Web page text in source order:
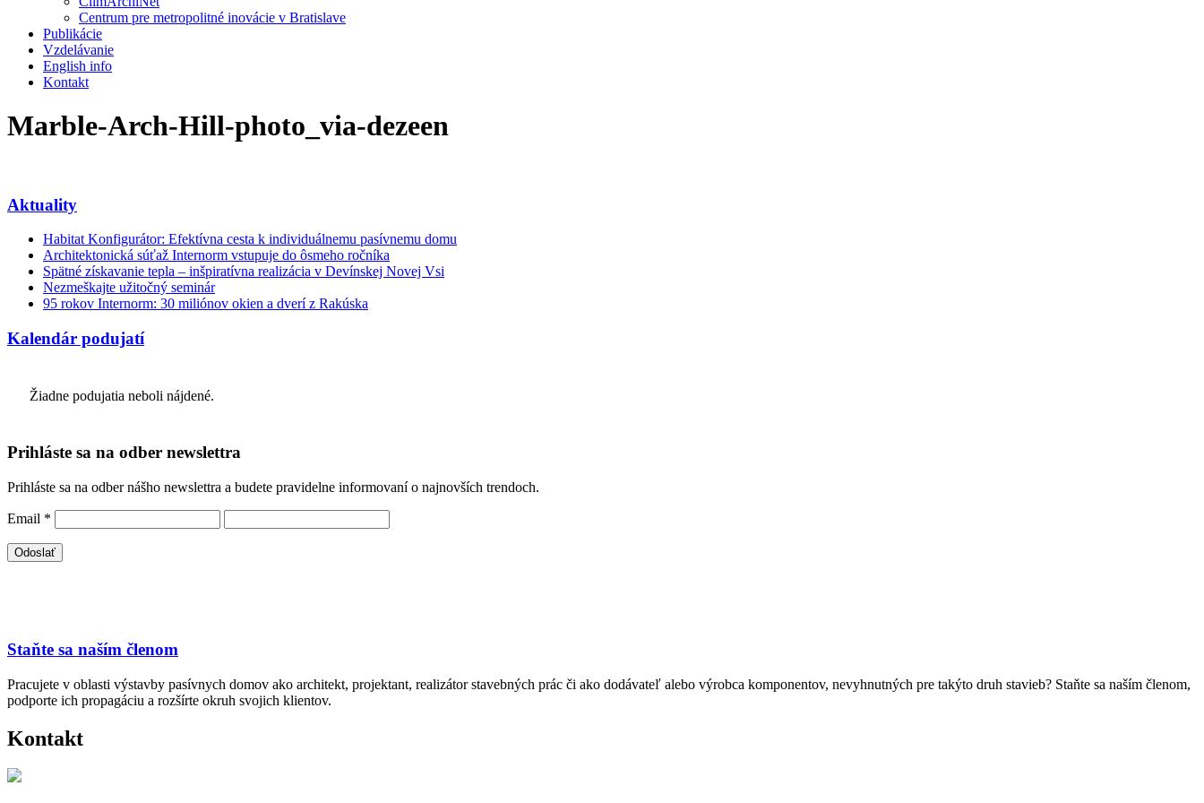
Centrum pre metropolitné inovácie v Bratislave
Publikácie
Vzdelávanie
English info
Kontakt
Marble-Arch-Hill-photo_via-dezeen
Aktuality
Habitat Konfigurátor: Efektívna cesta k individuálnemu pasívnemu domu
Architektonická súťaž Internorm vstupuje do ôsmeho ročníka
Spätné získavanie tepla – inšpiratívna realizácia v Devínskej Novej Vsi
Nezmeškajte užitočný seminár
95 rokov Internorm: 30 miliónov okien a dverí z Rakúska
Kalendár podujatí
Žiadne podujatia neboli nájdené.
Prihláste sa na odber newslettra
Prihláste sa na odber nášho newslettra a budete pravidelne informovaní o najnovších trendoch.
Email *
Staňte sa naším členom
Pracujete v oblasti výstavby pasívnych domov ako architekt, projektant, realizátor stavebných prác či ako dodávateľ alebo výrobca komponentov, nevyhnutných pre takýto druh stavieb? Staňte sa naším členom,
podporte ich propagáciu a rozšírte okruh svojich klientov.
Kontakt